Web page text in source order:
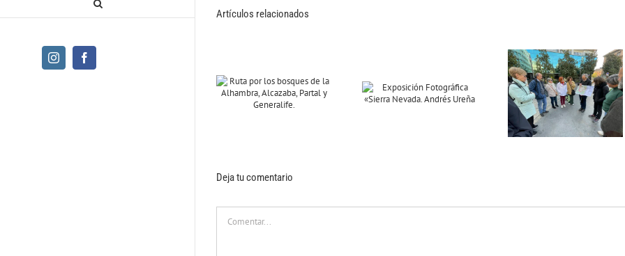
Instagram
Artículos relacionados
Deja tu comentario